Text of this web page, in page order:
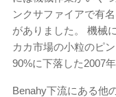
ンクサファイアで有
がありました。 機械
カカ市場の小粒のピ
90%に下落した2007
Benahy下流にある他